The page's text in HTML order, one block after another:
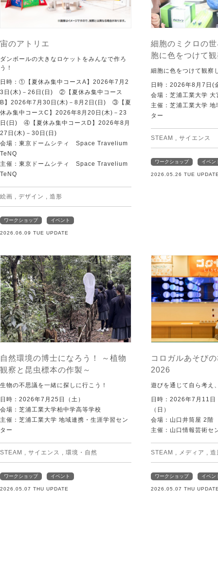
宙のアトリエ
ダンボールの大きなロケットをみんなで作ろ
う！
日時：①【夏休み集中コースA】2026年7月2
3日(木)－26日(日) ②【夏休み集中コース
B】2026年7月30日(木)－8月2日(日) ③【夏
休み集中コースC】2026年8月20日(木)－23
日(日) ④【夏休み集中コースD】2026年8月
27日(木)－30日(日)
会場：東京ドームシティ Space Travelium
TeNQ
主催：東京ドームシティ Space Travelium
TeNQ
絵画 , デザイン , 造形
ワークショップ イベント
2026.06.09 TUE UPDATE
細胞のミクロの
胞に色をつけて
細胞に色をつけて観察
日時：2026年8月7日(
会場：芝浦工業大学 大
主催：芝浦工業大学
ター
STEAM , サイエンス
ワークショップ イベン
2026.05.26 TUE
自然環境の博士になろう！ ～植物
観察と昆虫標本の作製～
生物の不思議を一緒に探しに行こう！
日時：2026年7月25日（土）
会場：芝浦工業大学柏中学高等学校
主催：芝浦工業大学 地域連携・生涯学習セン
ター
STEAM , サイエンス , 環境・自然
ワークショップ イベント
2026.05.07 THU UPDATE
コロガルあそび
2026
遊びを通じて自ら考え
日時：2026年7月11
（日）
会場：山口井筒屋 2階
主催：山口情報芸術セ
STEAM , メディア , 造
ワークショップ イベン
2026.05.07 THU